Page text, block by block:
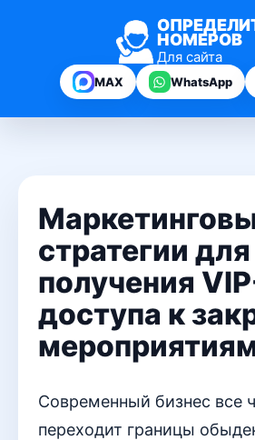
НОМЕРОВ
Для сайта
MAX WhatsApp
стратегии для
получения
доступа к
Современный бизнес все
переходит границы